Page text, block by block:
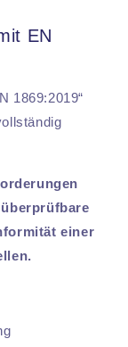
EN
1869:2019“
einer